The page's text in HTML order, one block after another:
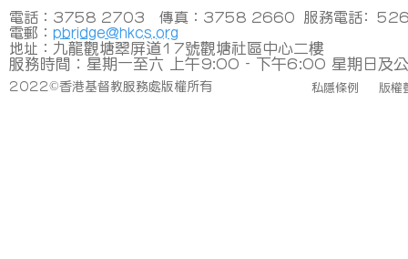
電話：3758 2703 傳真：3758 2660 服務電話
電郵： pbridge@hkcs.org
地址： 九龍觀塘翠屏道17號觀塘社區中心二樓
服務時間︰星期一至六 上午9:00 - 下午6:00 星期日及
2022©香港基督教服務處版權所有 私隱條例 版權